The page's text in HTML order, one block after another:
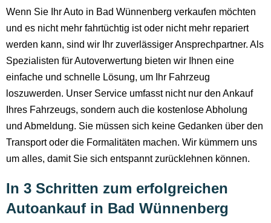
Wenn Sie Ihr Auto in Bad Wünnenberg verkaufen möchten
und es nicht mehr fahrtüchtig ist oder nicht mehr repariert
werden kann, sind wir Ihr zuverlässiger Ansprechpartner. Als
Spezialisten für Autoverwertung bieten wir Ihnen eine
einfache und schnelle Lösung, um Ihr Fahrzeug
loszuwerden. Unser Service umfasst nicht nur den Ankauf
Ihres Fahrzeugs, sondern auch die kostenlose Abholung
und Abmeldung. Sie müssen sich keine Gedanken über den
Transport oder die Formalitäten machen. Wir kümmern uns
um alles, damit Sie sich entspannt zurücklehnen können.
In 3 Schritten zum erfolgreichen
Autoankauf in Bad Wünnenberg